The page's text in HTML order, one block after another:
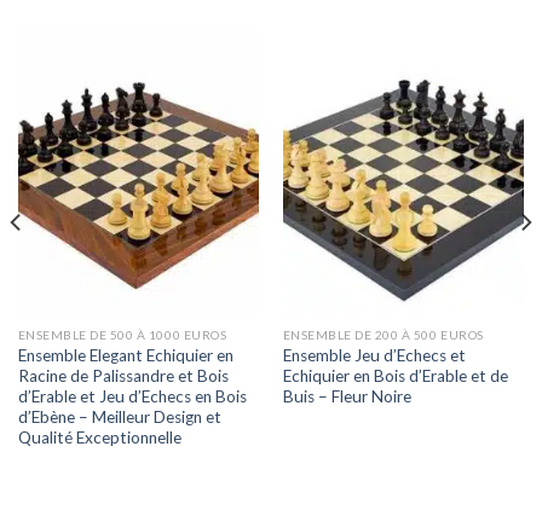
ENSEMBLE DE 500 À 1000 EUROS
Ensemble Elegant Echiquier en
Racine de Palissandre et Bois
d’Erable et Jeu d’Echecs en Bois
d’Ebène – Meilleur Design et
Qualité Exceptionnelle
ENSEMBLE DE 200 À 500 EUROS
Ensemble Jeu d’Echecs et
Echiquier en Bois d’Erable et de
Buis – Fleur Noire